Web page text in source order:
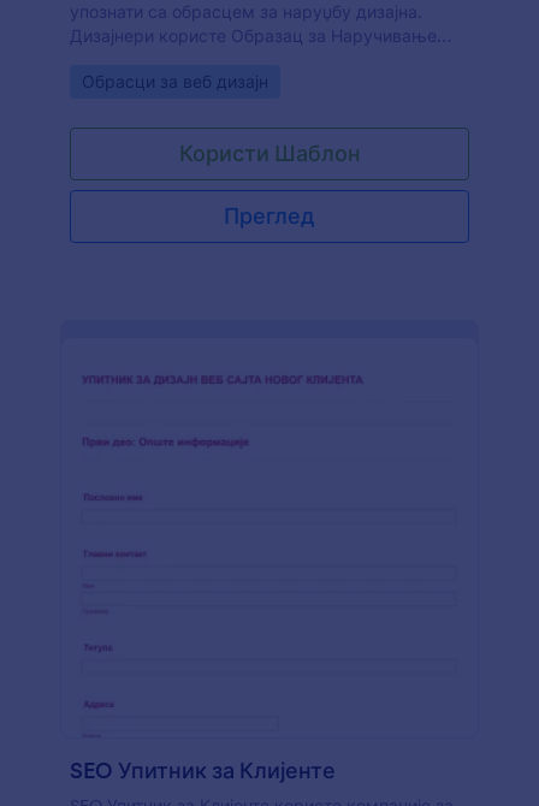
упознати са обрасцем за наруџбу дизајна.
Дизајнери користе Образац за Наручивање
пројекту. Када клијенти наручују изгледе
о свом буџету, процењеном времену и општој
теми дизајна.
Go to Category:
Обрасци за веб дизајн
Користи Шаблон
Преглед
SEO Упитник за Клијенте